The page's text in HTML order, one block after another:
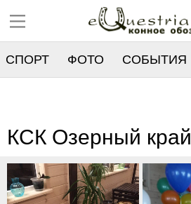
СПОРТ ФОТО СОБЫТИЯ
КСК Озерный край